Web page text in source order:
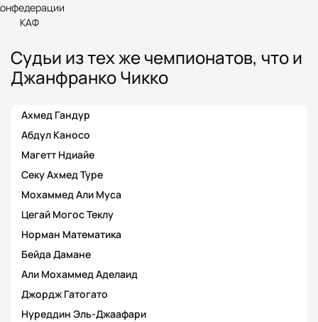
КАФ
Судьи из тех же чемпионатов, что и
Джанфранко Чикко
Ахмед Гандур
Абдул Каносо
Магетт Ндиайе
Секу Ахмед Туре
Мохаммед Али Муса
Цегай Могос Теклу
Норман Математика
Бейда Дамане
Али Мохаммед Аделаид
Джордж Гатогато
Нуреддин Эль-Джаафари